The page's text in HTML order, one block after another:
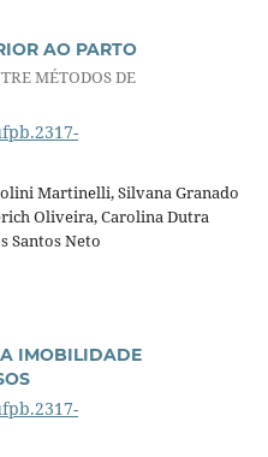
AO PARTO
MÉTODOS DE
Martinelli, Silvana Granado
Oliveira, Carolina Dutra
Santos Neto
IMOBILIDADE